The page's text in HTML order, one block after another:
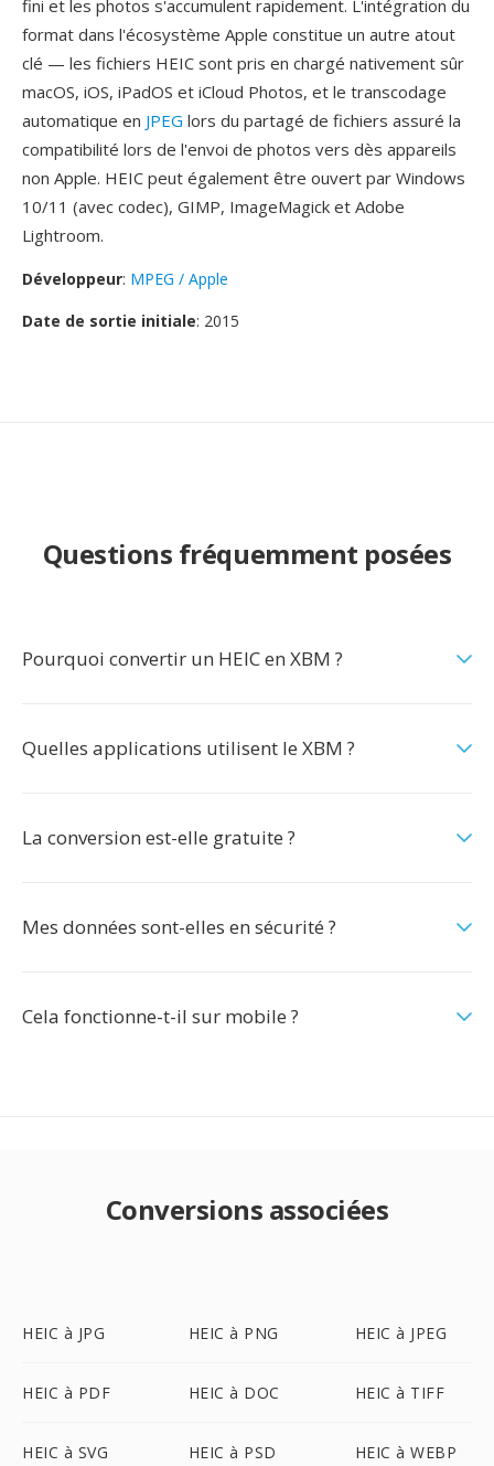
fini et les photos s'accumulent rapidement. L'intégration du
format dans l'écosystème Apple constitue un autre atout
clé — les fichiers HEIC sont pris en chargé nativement sûr
macOS, iOS, iPadOS et iCloud Photos, et le transcodage
automatique en JPEG lors du partagé de fichiers assuré la
compatibilité lors de l'envoi de photos vers dès appareils
non Apple. HEIC peut également être ouvert par Windows
10/11 (avec codec), GIMP, ImageMagick et Adobe
Lightroom.
Développeur: MPEG / Apple
Date de sortie initiale: 2015
Questions fréquemment posées
Pourquoi convertir un HEIC en XBM ?
Quelles applications utilisent le XBM ?
La conversion est-elle gratuite ?
Mes données sont-elles en sécurité ?
Cela fonctionne-t-il sur mobile ?
Conversions associées
HEIC à JPG HEIC à PNG HEIC à JPEG
HEIC à PDF HEIC à DOC HEIC à TIFF
HEIC à SVG HEIC à PSD HEIC à WEBP